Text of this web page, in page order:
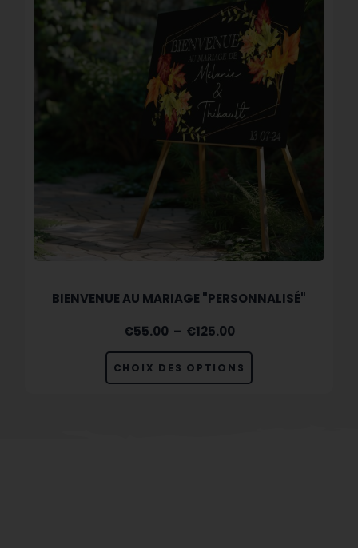
BIENVENUE AU MARIAGE "PERSONNALISÉ"
€55.00 – €125.00
CHOIX DES OPTIONS